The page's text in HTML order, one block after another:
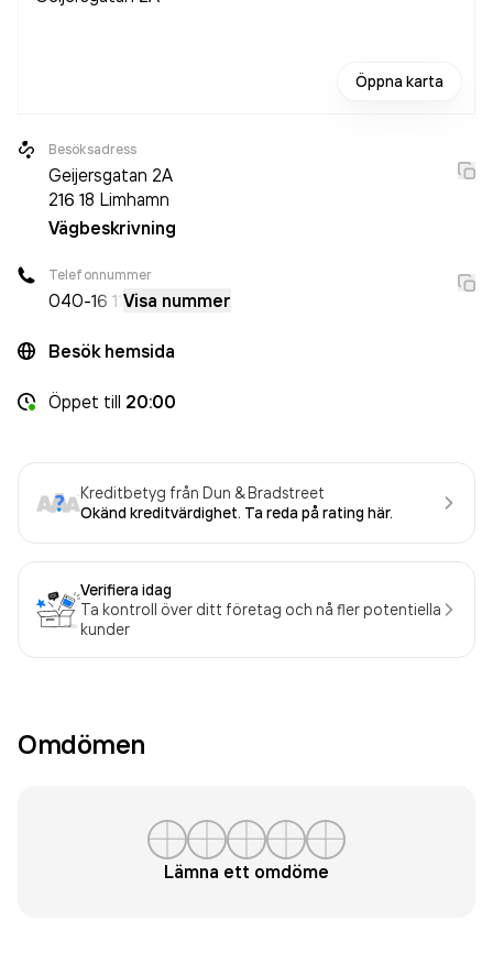
Öppna karta
Besöksadress
Geijersgatan 2A
216 18 Limhamn
Vägbeskrivning
Telefonnummer
040-16 11Visa nummer
Besök hemsida
Öppet till 20:00
Kreditbetyg från Dun & Bradstreet
Okänd kreditvärdighet. Ta reda på rating här.
Verifiera idag
Ta kontroll över ditt företag och nå fler potentiella
kunder
Omdömen
Lämna ett omdöme